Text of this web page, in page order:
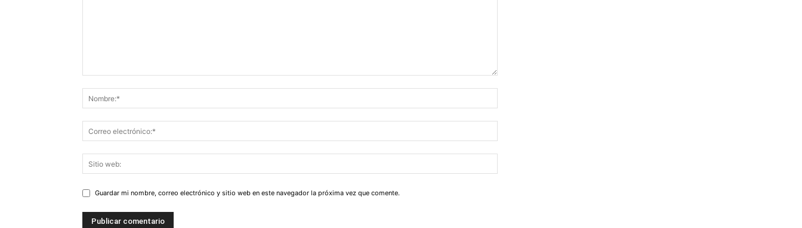
Guardar mi nombre, correo electrónico y sitio web en este navegador la próxima vez que comente.